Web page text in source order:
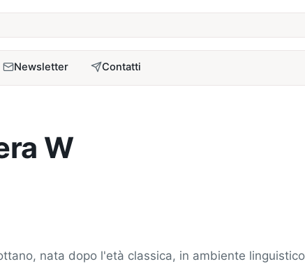
Newsletter Contatti
W
nata dopo l'età classica, in ambiente